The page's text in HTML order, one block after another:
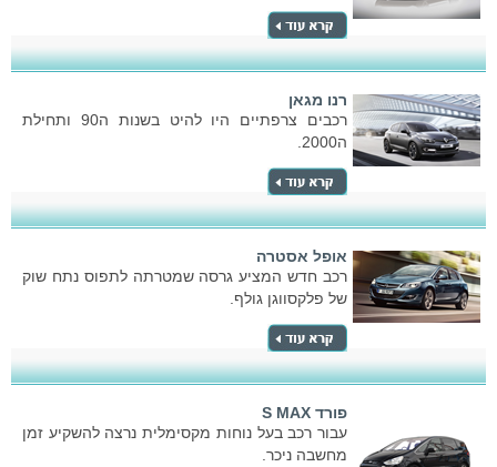
רנו מגאן
רכבים צרפתיים היו להיט בשנות ה90 ותחילת
ה2000.
אופל אסטרה
רכב חדש המציע גרסה שמטרתה לתפוס נתח שוק
של פלקסווגן גולף.
פורד S MAX
עבור רכב בעל נוחות מקסימלית נרצה להשקיע זמן
מחשבה ניכר.